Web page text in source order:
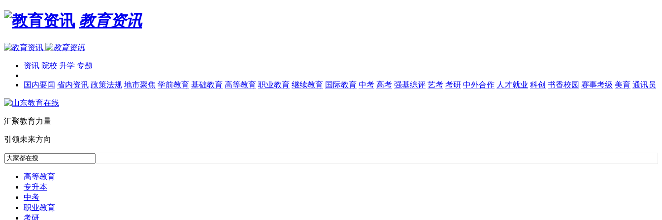
教育资讯
资讯 院校 升学 专题
国内要闻 省内资讯 政策法规 地市聚焦 学前教育 基础教育 高等教育 职业教育 继续教育 国际教育 中考 高考 强基综评 艺考 考研 中外合作 人才就业 科创 书香校园 赛事考级 美育 通讯员
汇聚教育力量
引领未来方向
高等教育
专升本
中考
职业教育
考研